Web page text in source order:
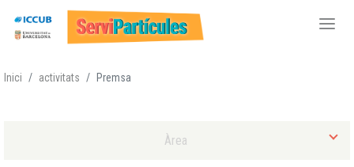
Inici activitats Premsa